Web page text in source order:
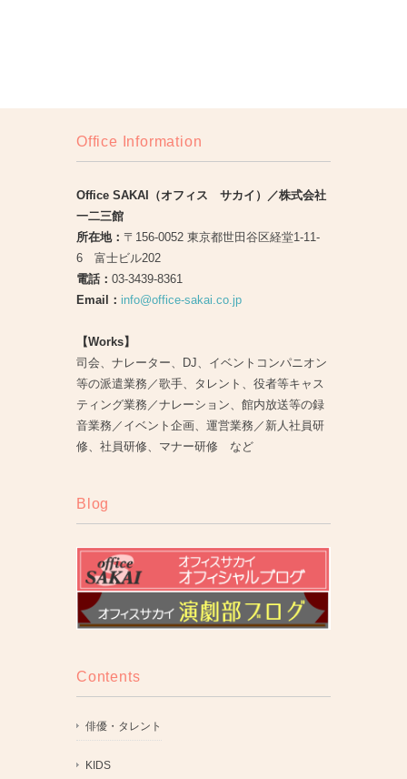
Office Information
Office SAKAI（オフィス サカイ）／株式会社
一二三館
所在地： 〒156-0052 東京都世田谷区経堂1-11-
6 富士ビル202
電話： 03-3439-8361
Email： info@office-sakai.co.jp
【Works】
司会、ナレーター、DJ、イベントコンパニオン
等の派遣業務／歌手、タレント、役者等キャス
ティング業務／ナレーション、館内放送等の録
音業務／イベント企画、運営業務／新人社員研
修、社員研修、マナー研修 など
Blog
Contents
俳優・タレント
KIDS